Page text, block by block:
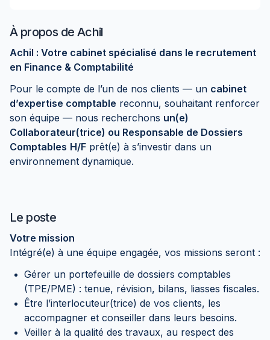
À propos de Achil
Achil : Votre cabinet spécialisé dans le recrutement
en Finance & Comptabilité
Pour le compte de l’un de nos clients — un cabinet
d’expertise comptable reconnu, souhaitant renforcer
son équipe — nous recherchons un(e)
Collaborateur(trice) ou Responsable de Dossiers
Comptables H/F prêt(e) à s’investir dans un
environnement dynamique.
Le poste
Votre mission
Intégré(e) à une équipe engagée, vos missions seront :
Gérer un portefeuille de dossiers comptables
(TPE/PME) : tenue, révision, bilans, liasses fiscales.
Être l’interlocuteur(trice) de vos clients, les
accompagner et conseiller dans leurs besoins.
Veiller à la qualité des travaux, au respect des